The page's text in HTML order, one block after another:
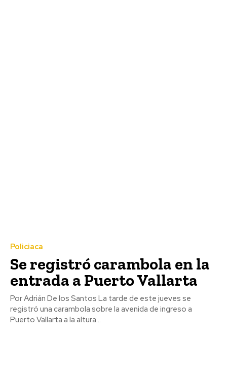
Policiaca
Se registró carambola en la
entrada a Puerto Vallarta
Por Adrián De los Santos La tarde de este jueves se
registró una carambola sobre la avenida de ingreso a
Puerto Vallarta a la altura...